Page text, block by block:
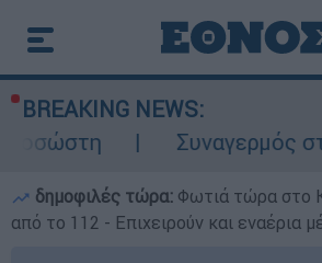
BREAKING NEWS:
Συναγερμός στην Κάρπαθο:
δημοφιλές τώρα: Φωτιά τώρα στο
από το 112 - Επιχειρούν και εναέρια